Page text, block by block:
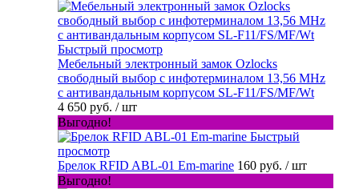
Быстрый просмотр
Мебельный электронный замок Ozlocks
свободный выбор с инфотерминалом 13,56 MHz
с антивандальным корпусом SL-F11/FS/MF/Wt
4 650 руб. / шт
Выгодно!
Быстрый
просмотр
Брелок RFID ABL-01 Em-marine 160 руб. / шт
Выгодно!